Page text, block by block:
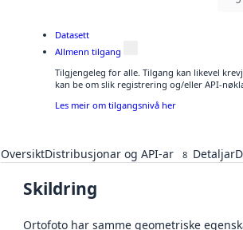
Datasett
Allmenn tilgang
Tilgjengeleg for alle. Tilgang kan likevel
kan be om slik registrering og/eller API-
Les meir om tilgangsnivå her
OversiktDistribusjonar og API-ar 8 Detaljar
Skildring
Ortofoto har samme geometriske